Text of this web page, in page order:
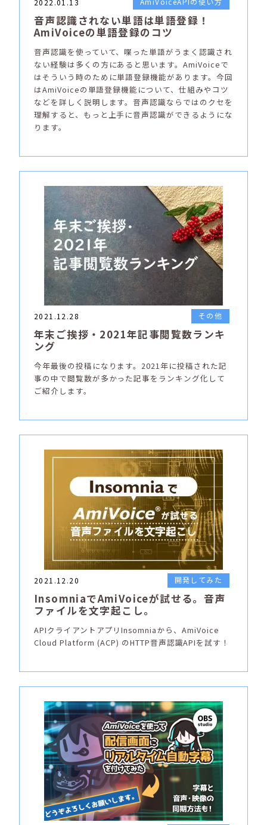
2022.01.13
音声認識されない単語は単語登録！
AmiVoiceの単語登録のコツ
音声認識を使っていて、喋った単語がうまく認識され
ない経験は多くの方にあると思います。AmiVoiceで
はそういう時のために単語登録機能があります。今回
はAmiVoiceの単語登録機能について、仕組みやコツ
などを詳しく説明します。音声認識ならではのクセを
理解すると、もっと上手に音声認識ができるようにな
ります。
2021.12.28 その他
年末ご挨拶・2021年記事閲覧数ランキ
ング
今年最後の投稿になります。2021年に投稿された記
事の中で閲覧数が多かった記事をランキング化して
ご紹介します。
2021.12.20 開発してみた
InsomniaでAmiVoiceが試せる。音声
ファイルを文字起こし。
APIクライアントアプリInsomniaから、AmiVoice
Cloud Platform (ACP) のHTTP音声認識APIを試す！